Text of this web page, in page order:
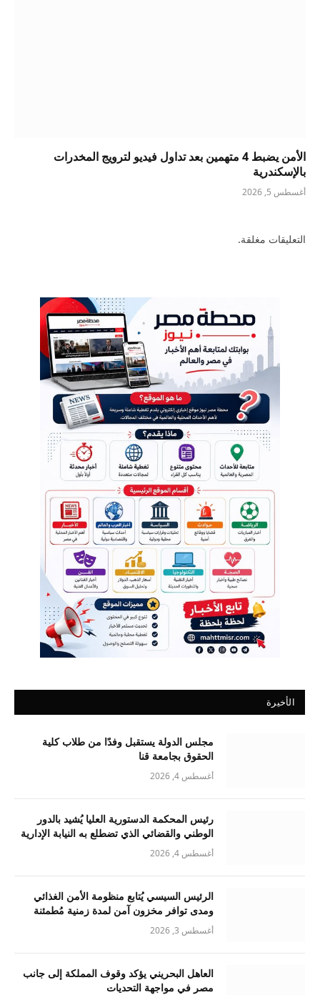
الأمن يضبط 4 متهمين بعد تداول فيديو لترويج المخدرات
بالإسكندرية
أغسطس 5, 2026
التعليقات مغلقة.
الأخيرة
مجلس الدولة يستقبل وفدًا من طلاب كلية
الحقوق بجامعة قنا
أغسطس 4, 2026
رئيس المحكمة الدستورية العليا يُشيد بالدور
الوطني والقضائي الذي تضطلع به النيابة الإدارية
أغسطس 4, 2026
الرئيس السيسي يُتابع منظومة الأمن الغذائي
ومدى توافر مخزون آمن لمدة زمنية مُطمئنة
أغسطس 3, 2026
العاهل البحريني يؤكد وقوف المملكة إلى جانب
مصر في مواجهة التحديات